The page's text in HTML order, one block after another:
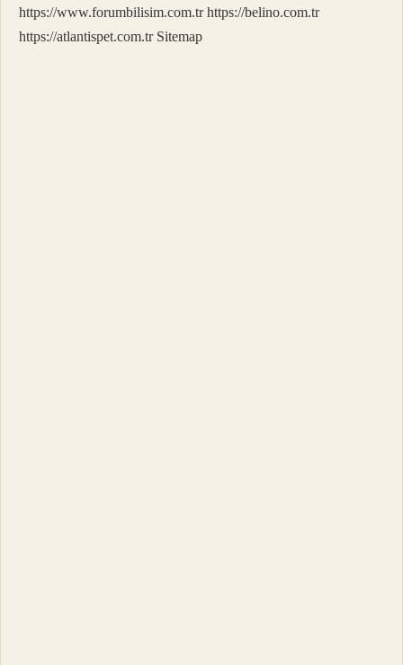
https://www.forumbilisim.com.tr https://belino.com.tr
https://atlantispet.com.tr Sitemap